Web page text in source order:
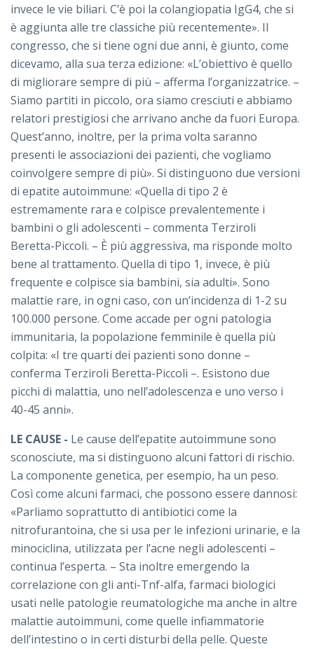
invece le vie biliari. C’è poi la colangiopatia IgG4, che si
è aggiunta alle tre classiche più recentemente». Il
congresso, che si tiene ogni due anni, è giunto, come
dicevamo, alla sua terza edizione: «L’obiettivo è quello
di migliorare sempre di più – afferma l’organizzatrice. –
Siamo partiti in piccolo, ora siamo cresciuti e abbiamo
relatori prestigiosi che arrivano anche da fuori Europa.
Quest’anno, inoltre, per la prima volta saranno
presenti le associazioni dei pazienti, che vogliamo
coinvolgere sempre di più». Si distinguono due versioni
di epatite autoimmune: «Quella di tipo 2 è
estremamente rara e colpisce prevalentemente i
bambini o gli adolescenti – commenta Terziroli
Beretta-Piccoli. – È più aggressiva, ma risponde molto
bene al trattamento. Quella di tipo 1, invece, è più
frequente e colpisce sia bambini, sia adulti». Sono
malattie rare, in ogni caso, con un’incidenza di 1-2 su
100.000 persone. Come accade per ogni patologia
immunitaria, la popolazione femminile è quella più
colpita: «I tre quarti dei pazienti sono donne –
conferma Terziroli Beretta-Piccoli –. Esistono due
picchi di malattia, uno nell’adolescenza e uno verso i
40-45 anni».
LE CAUSE - Le cause dell’epatite autoimmune sono
sconosciute, ma si distinguono alcuni fattori di rischio.
La componente genetica, per esempio, ha un peso.
Così come alcuni farmaci, che possono essere dannosi:
«Parliamo soprattutto di antibiotici come la
nitrofurantoina, che si usa per le infezioni urinarie, e la
minociclina, utilizzata per l’acne negli adolescenti –
continua l’esperta. – Sta inoltre emergendo la
correlazione con gli anti-Tnf-alfa, farmaci biologici
usati nelle patologie reumatologiche ma anche in altre
malattie autoimmuni, come quelle infiammatorie
dell’intestino o in certi disturbi della pelle. Queste